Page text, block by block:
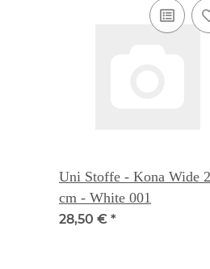
Uni Stoffe - Kona Wide
cm - White 001
28,50 € *